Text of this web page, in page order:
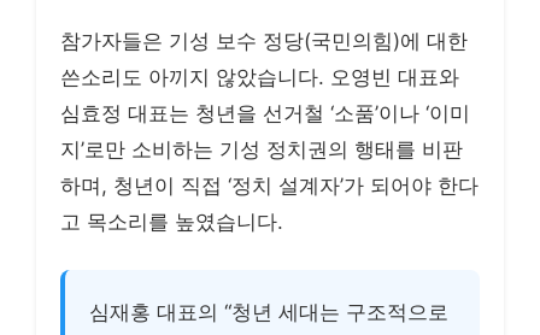
참가자들은 기성 보수 정당(국민의힘)에 대한
쓴소리도 아끼지 않았습니다. 오영빈 대표와
심효정 대표는 청년을 선거철 ‘소품’이나 ‘이미
지’로만 소비하는 기성 정치권의 행태를 비판
하며, 청년이 직접 ‘정치 설계자’가 되어야 한다
고 목소리를 높였습니다.
심재홍 대표의 “청년 세대는 구조적으로